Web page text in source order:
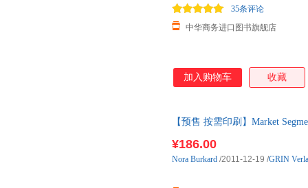
中华商务进口图书旗舰店
35条评论
加入购物车 收藏
【预售 按需印刷】Market
¥186.00
Nora Burkard /2011-12-19 /GRIN